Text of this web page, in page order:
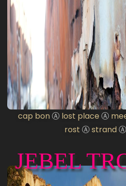
cap bonⒶ lost place Ⓐ
rost ⒶstrandⒶ
JEBEL